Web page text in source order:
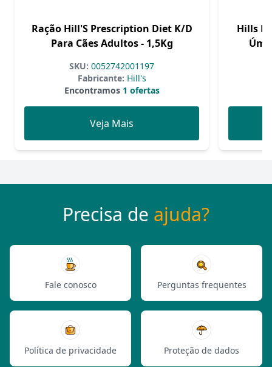
Ração Hill'S Prescription Diet K/D
Para Cães Adultos - 1,5Kg
SKU: 0052742001197
Fabricante: Hill's
Encontramos1 ofertas
Veja Mais
Hills
Precisa de ajuda?
Fale conosco Perguntas frequentes
Política de privacidade Proteção de dados